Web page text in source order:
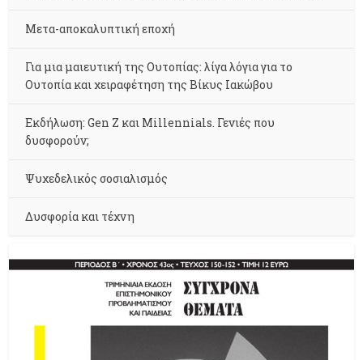
Μετα-αποκαλυπτική εποχή
Για μια μαιευτική της Ουτοπίας: λίγα λόγια για το
Ουτοπία και χειραφέτηση της Βίκυς Ιακώβου
Εκδήλωση: Gen Z και Millennials. Γενιές που
δυσφορούν;
Ψυχεδελικός σοσιαλισμός
Δυσφορία και τέχνη